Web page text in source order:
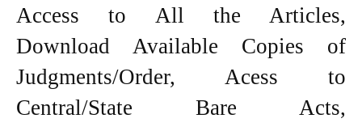
Access to All the Articles,
Download Available Copies of
Judgments/Order, Acess to
Central/State Bare Acts,